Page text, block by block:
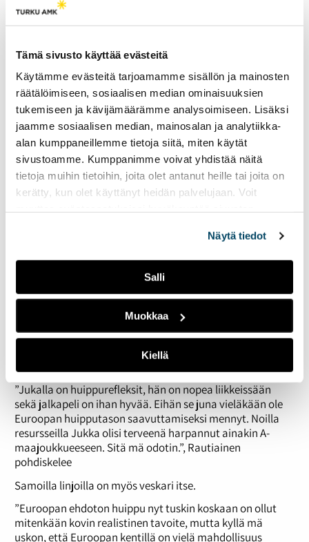
Tämä sivusto käyttää evästeitä
Käytämme evästeitä tarjoamamme sisällön ja mainosten
räätälöimiseen, sosiaalisen median ominaisuuksien
tukemiseen ja kävijämäärämme analysoimiseen. Lisäksi
jaamme sosiaalisen median, mainosalan ja analytiikka-
alan kumppaneillemme tietoja siitä, miten käytät
sivustoamme. Kumppanimme voivat yhdistää näitä
tietoja muihin tietoihin, joita olet antanut heille tai joita on
kerätty, kun olet käyttänyt heidän palvelujaan. Voit
Näytä tiedot
Salli
Muokkaa
Kiellä
sellaiseen sopimukseen, minkä takia mun olisi
kannattanut sinne lähteä kolmosmaalivahdin paikkaa
hiukan taloudellisestikin hyötyä”, Lehtovaara kommentoi
Tuon ajanjakson jälkeen Lehtovaara on kärsinyt lukuisista
loukkaantumisista. Varsinkin kesä 2012 oli surullinen.
”Pelasin ekat pelit suurien kipujen kanssa, mikä johti
siihen että jalka hajosi totaalisesti viidennessä pelissä ja
menetin käytännössä yhden kauden urastani.”
Hän on nyt 26-vuotias eikä enää hyvällä tahdollakaan
voida puhua nuoresta lupauksesta. Seura on edelleen TPS,
joka tippui surullisella tavalla sarjaporrasta alemmas.
”Ei se vieläkään kaduta. Se sopimus ei kohdannut millään
tavalla omien intressieni kanssa”, veskari totetaa
välittömästi.
”Jukka on ihmisenä ihan ykkösluokkaa”
Fakta on, että toivo ei ole vielä menetetty. Monet
Euroopan huippumaalivahdit ovat pelanneet jopa yli
”Jukalla on huippurefleksit, hän on nopea liikkeissään
sekä jalkapeli on ihan hyvää. Eihän se juna vieläkään ole
Euroopan huipputason saavuttamiseksi mennyt. Noilla
resursseilla Jukka olisi terveenä harpannut ainakin A-
maajoukkueeseen. Sitä mä odotin.”, Rautiainen
pohdiskelee
Samoilla linjoilla on myös veskari itse.
”Euroopan ehdoton huippu nyt tuskin koskaan on ollut
mitenkään kovin realistinen tavoite, mutta kyllä mä
uskon, että Euroopan kentillä on vielä mahdollisuus